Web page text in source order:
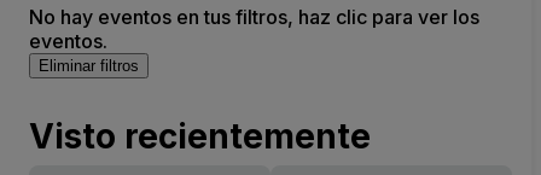
No hay eventos en tus filtros, haz clic para ver los
eventos.
Eliminar filtros
Visto recientemente